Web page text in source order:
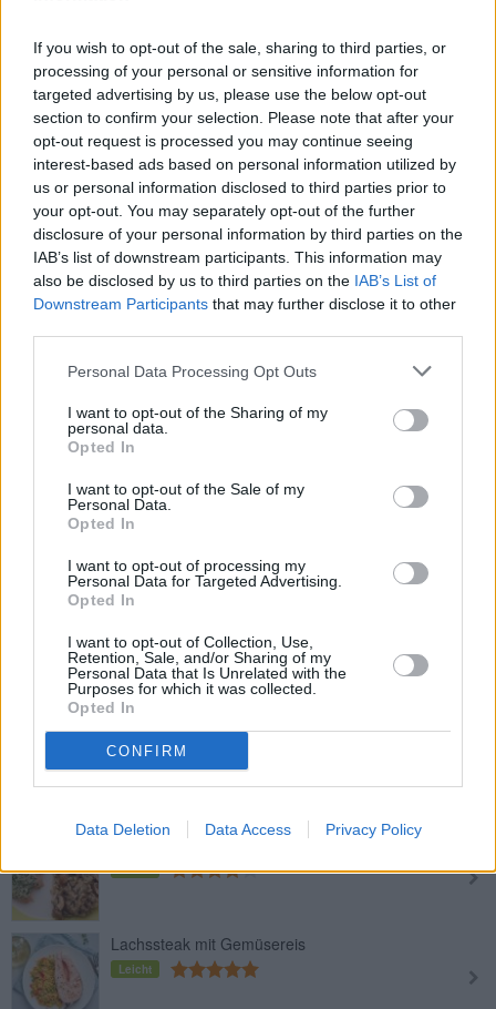
If you wish to opt-out of the sale, sharing to third parties, or
processing of your personal or sensitive information for
targeted advertising by us, please use the below opt-out
section to confirm your selection. Please note that after your
opt-out request is processed you may continue seeing
interest-based ads based on personal information utilized by
us or personal information disclosed to third parties prior to
your opt-out. You may separately opt-out of the further
disclosure of your personal information by third parties on the
IAB’s list of downstream participants. This information may
also be disclosed by us to third parties on the IAB’s List of
Downstream Participants that may further disclose it to other
Personal Data Processing Opt Outs
I want to opt-out of the Sharing of my
personal data.
Opted In
I want to opt-out of the Sale of my
Personal Data.
Opted In
I want to opt-out of processing my
Personal Data for Targeted Advertising.
Opted In
I want to opt-out of Collection, Use,
Retention, Sale, and/or Sharing of my
Personal Data that Is Unrelated with the
Purposes for which it was collected.
Opted In
CONFIRM
Data Deletion Data Access Privacy Policy
Backofen Lachs mit Parmesankruste
Leicht
Lachs mit Kartoffelpüree
Leicht
Lachsfilet mit Krensauce
Leicht
Lachs in Apfel-Honig-Sauce mit
Leicht
Lachs
Leicht
Leckere Fischlaibchen
Leicht
Gegrilltes Lachssteak in
Weinmarinade
Leicht
Kräuterlachs
Leicht
Lachssteak mit Gemüsereis
Leicht